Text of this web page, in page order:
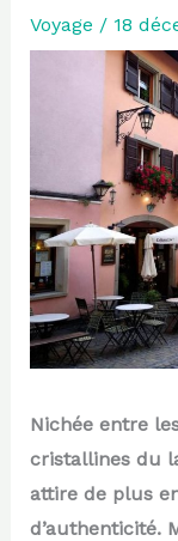
Voyage / 18
Nichée entre
cristallines du
attire de plus
d’authenticité.